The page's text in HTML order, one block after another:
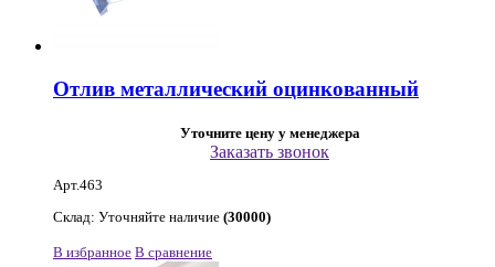
Отлив металлический оцинкованный
Уточните цену у менеджера
Заказать звонок
Арт.463
Склад: Уточняйте наличие (30000)
В избранное В сравнение